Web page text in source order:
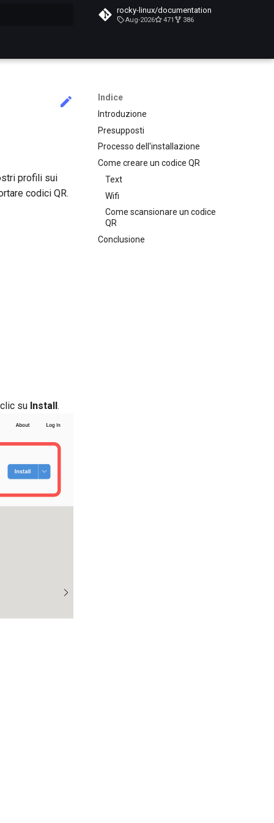
rocky-linux/documentation
Aug-2026 471 386
Indice
Introduzione
Presupposti
Processo dell'installazione
Come creare un codice QR
Text
Wifi
Come scansionare un codice
QR
Conclusione
profili sui
codici QR.
su Install.